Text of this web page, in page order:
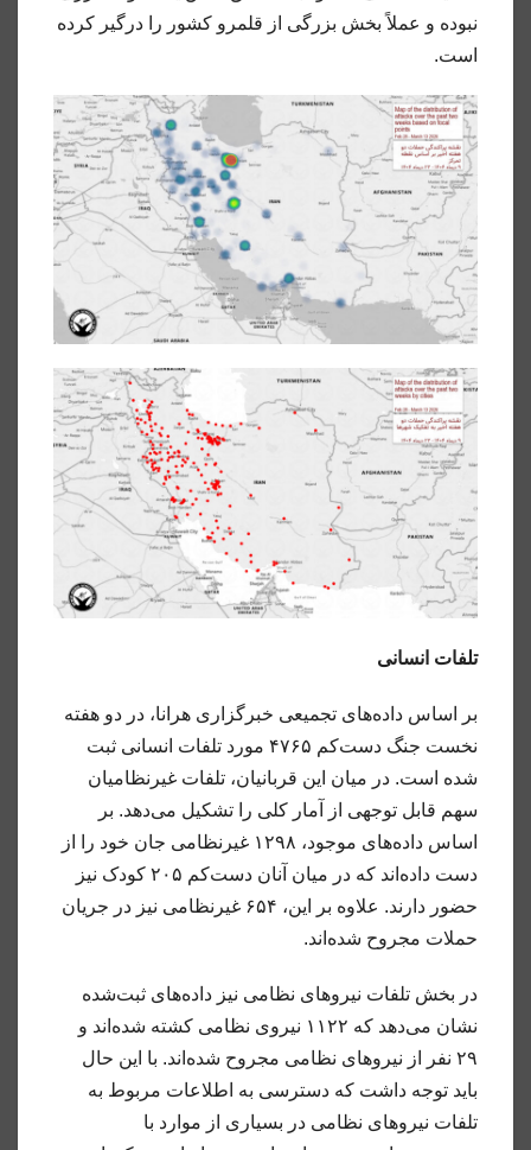
نبوده و عملاً بخش بزرگی از قلمرو کشور را درگیر کرده
است.
تلفات انسانی
بر اساس داده‌های تجمیعی خبرگزاری هرانا، در دو هفته
نخست جنگ دست‌کم ۴۷۶۵ مورد تلفات انسانی ثبت
شده است. در میان این قربانیان، تلفات غیرنظامیان
سهم قابل توجهی از آمار کلی را تشکیل می‌دهد. بر
اساس داده‌های موجود، ۱۲۹۸ غیرنظامی جان خود را از
دست داده‌اند که در میان آنان دست‌کم ۲۰۵ کودک نیز
حضور دارند. علاوه بر این، ۶۵۴ غیرنظامی نیز در جریان
حملات مجروح شده‌اند.
در بخش تلفات نیروهای نظامی نیز داده‌های ثبت‌شده
نشان می‌دهد که ۱۱۲۲ نیروی نظامی کشته شده‌اند و
۲۹ نفر از نیروهای نظامی مجروح شده‌اند. با این حال
باید توجه داشت که دسترسی به اطلاعات مربوط به
تلفات نیروهای نظامی در بسیاری از موارد با